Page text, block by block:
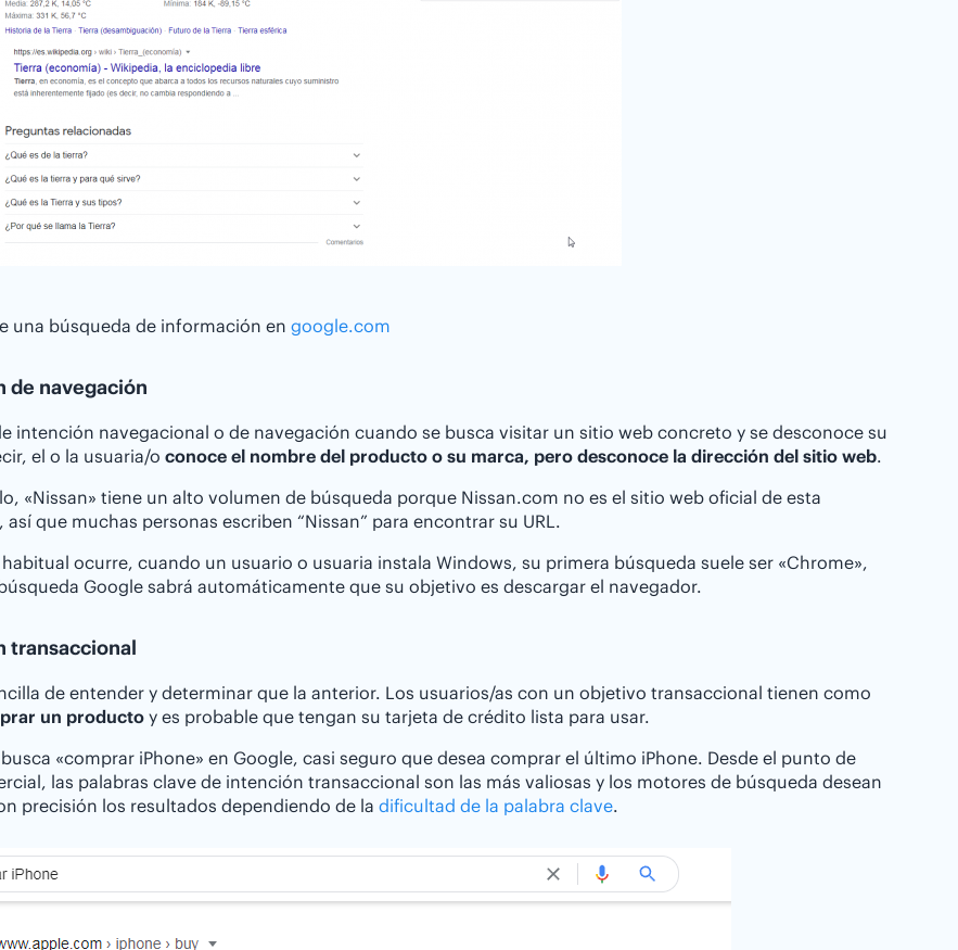
una búsqueda de información en google.com
de navegación
intención navegacional o de navegación cuando se busca visitar un sitio web concreto y se desconoce su
el o la usuaria/o conoce el nombre del producto o su marca, pero desconoce la dirección del sitio web.
«Nissan» tiene un alto volumen de búsqueda porque Nissan.com no es el sitio web oficial de esta
que muchas personas escriben “Nissan” para encontrar su URL.
ocurre, cuando un usuario o usuaria instala Windows, su primera búsqueda suele ser «Chrome»,
Google sabrá automáticamente que su objetivo es descargar el navegador.
transaccional
de entender y determinar que la anterior. Los usuarios/as con un objetivo transaccional tienen como
un productoy es probable que tengan su tarjeta de crédito lista para usar.
«comprar iPhone» en Google, casi seguro que desea comprar el último iPhone. Desde el punto de
las palabras clave de intención transaccional son las más valiosas y los motores de búsqueda desean
precisión los resultados dependiendo de la dificultad de la palabra clave.